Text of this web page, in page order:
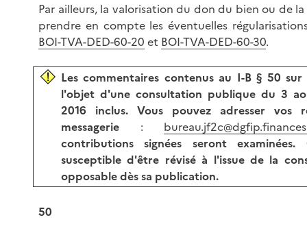
Par ailleurs, la valorisation du don du bien ou de
prendre en compte les éventuelles
BOI-TVA-DED-60-20 et BOI-TVA-DED-60-30.
Les commentaires contenus au I-B § 50
l'objet d'une consultation publique du 3
2016 inclus. Vous pouvez adresser vos
messagerie :
contributions signées seront
susceptible d'être révisé à l'issue de la
opposable dès sa publication.
50